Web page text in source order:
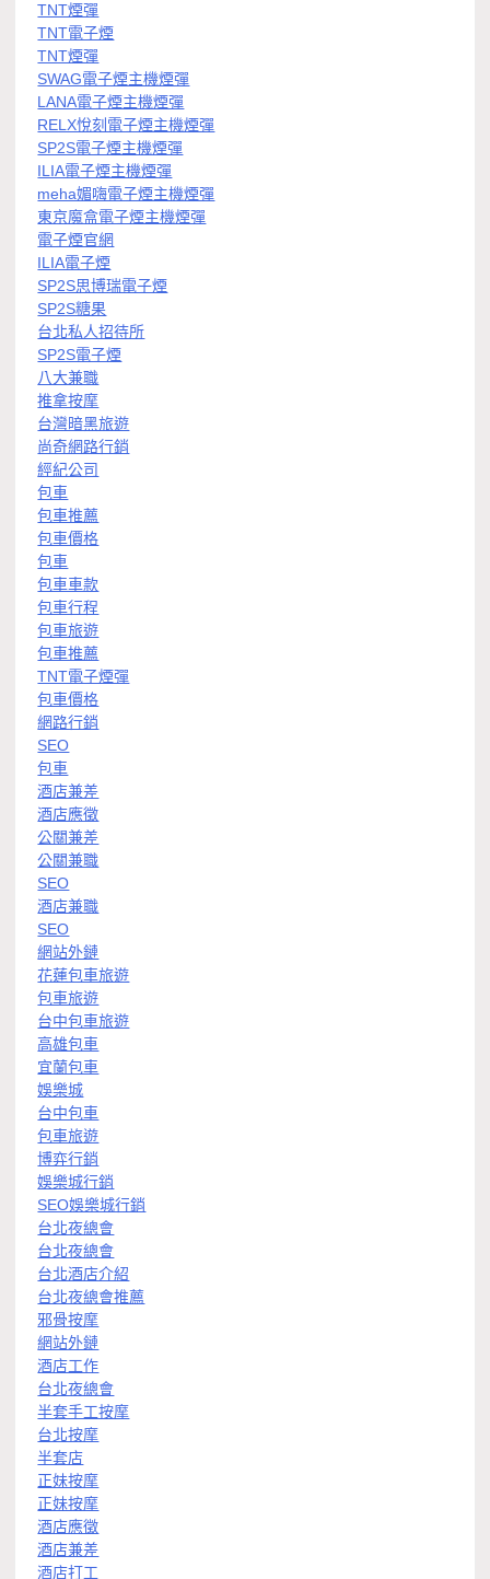
TNT煙彈
TNT電子煙
TNT煙彈
SWAG電子煙主機煙彈
LANA電子煙主機煙彈
RELX悅刻電子煙主機煙彈
SP2S電子煙主機煙彈
ILIA電子煙主機煙彈
meha媚嗨電子煙主機煙彈
東京魔盒電子煙主機煙彈
電子煙官網
ILIA電子煙
SP2S思博瑞電子煙
SP2S糖果
台北私人招待所
SP2S電子煙
八大兼職
推拿按摩
台灣暗黑旅遊
尚奇網路行銷
經紀公司
包車
包車推薦
包車價格
包車
包車車款
包車行程
包車旅遊
包車推薦
TNT電子煙彈
包車價格
網路行銷
SEO
包車
酒店兼差
酒店應徵
公關兼差
公關兼職
SEO
酒店兼職
SEO
網站外鏈
花蓮包車旅遊
包車旅遊
台中包車旅遊
高雄包車
宜蘭包車
娛樂城
台中包車
包車旅遊
博弈行銷
娛樂城行銷
SEO娛樂城行銷
台北夜總會
台北夜總會
台北酒店介紹
台北夜總會推薦
邪骨按摩
網站外鏈
酒店工作
台北夜總會
半套手工按摩
台北按摩
半套店
正妹按摩
正妹按摩
酒店應徵
酒店兼差
酒店打工